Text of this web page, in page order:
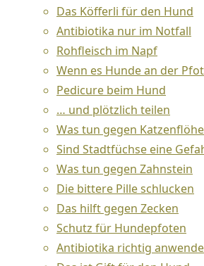
Das Köfferli für den Hund
Antibiotika nur im Notfall
Rohfleisch im Napf
Wenn es Hunde an der
Pedicure beim Hund
… und plötzlich teilen
Was tun gegen
Sind Stadtfüchse eine
Was tun gegen Zahnstein
Die bittere Pille schlucken
Das hilft gegen Zecken
Schutz für Hundepfoten
Antibiotika richtig
Zahnbelag und Zahnstein
Durch Futterreste, Speichel
bildet sich ein Biofilm auf den
Plaque.
Die Plaque ist ein weisslicher, 1
Zahnbelag und hat eine
der Zahnschmelz. Deshalb
Tierbesitzern oft nicht
Plaque bildet sich innerhalb
Stunden und kann nicht mit
abgewischt werden.